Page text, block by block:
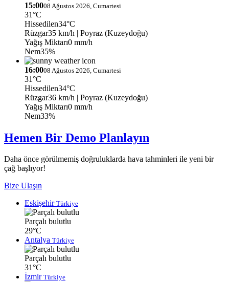
15:0008 Ağustos 2026, Cumartesi
31°C
Hissedilen34°C
Rüzgar35 km/h | Poyraz (Kuzeydoğu)
Yağış Miktarı0 mm/h
Nem35%
16:0008 Ağustos 2026, Cumartesi
31°C
Hissedilen34°C
Rüzgar36 km/h | Poyraz (Kuzeydoğu)
Yağış Miktarı0 mm/h
Nem33%
Hemen Bir Demo Planlayın
Daha önce görülmemiş doğruluklarda hava tahminleri ile yeni bir
çağ başlıyor!
Bize Ulaşın
Eskişehir Türkiye
Parçalı bulutlu
29°C
Antalya Türkiye
Parçalı bulutlu
31°C
İzmir Türkiye